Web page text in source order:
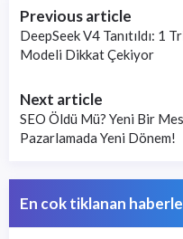
Previous article
DeepSeek V4 Tanıtıldı: 1
Modeli Dikkat Çekiyor
Next article
SEO Öldü Mü? Yeni Bir
Pazarlamada Yeni Dönem!
En cok tiklanan